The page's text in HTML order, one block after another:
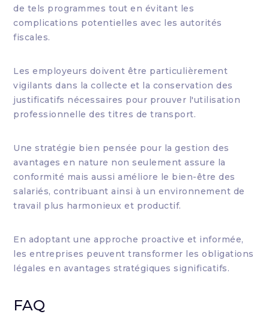
de tels programmes tout en évitant les
complications potentielles avec les autorités
fiscales.
Les employeurs doivent être particulièrement
vigilants dans la collecte et la conservation des
justificatifs nécessaires pour prouver l'utilisation
professionnelle des titres de transport.
Une stratégie bien pensée pour la gestion des
avantages en nature non seulement assure la
conformité mais aussi améliore le bien-être des
salariés, contribuant ainsi à un environnement de
travail plus harmonieux et productif.
En adoptant une approche proactive et informée,
les entreprises peuvent transformer les obligations
légales en avantages stratégiques significatifs.
FAQ